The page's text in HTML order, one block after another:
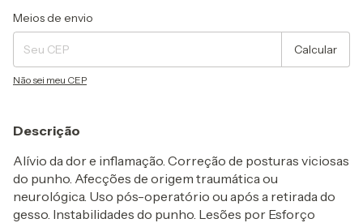
Entregas para o CEP:
Meios de envio
Calcular
Não sei meu CEP
Descrição
Alívio da dor e inflamação. Correção de posturas viciosas
do punho. Afecções de origem traumática ou
neurológica. Uso pós-operatório ou após a retirada do
gesso. Instabilidades do punho. Lesões por Esforço